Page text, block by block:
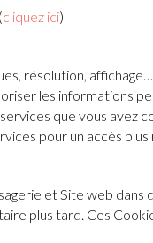
cliquez ici)
résolution,
les informations
que vous avez
pour un accès plus
et Site web dans
plus tard. Ces